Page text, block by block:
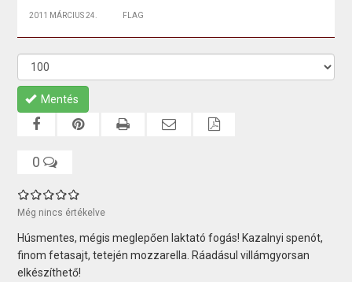
2011 MÁRCIUS 24. FLAG
Mentés
0
Még nincs értékelve
Húsmentes, mégis meglepően laktató fogás! Kazalnyi spenót,
finom fetasajt, tetején mozzarella. Ráadásul villámgyorsan
elkészíthető!